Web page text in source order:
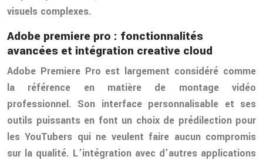
visuels complexes.
Adobe premiere pro : fonctionnalités
avancées et intégration creative cloud
Adobe Premiere Pro est largement considéré comme
la référence en matière de montage vidéo
professionnel. Son interface personnalisable et ses
outils puissants en font un choix de prédilection pour
les YouTubers qui ne veulent faire aucun compromis
sur la qualité. L’intégration avec d’autres applications